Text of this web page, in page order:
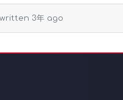
written 3年 ago